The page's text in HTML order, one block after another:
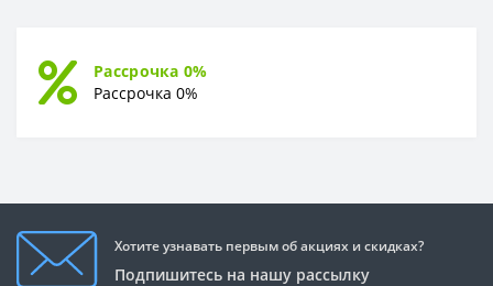
Рассрочка 0%
Рассрочка 0%
Хотите узнавать первым об акциях и скидках?
Подпишитесь на нашу рассылку